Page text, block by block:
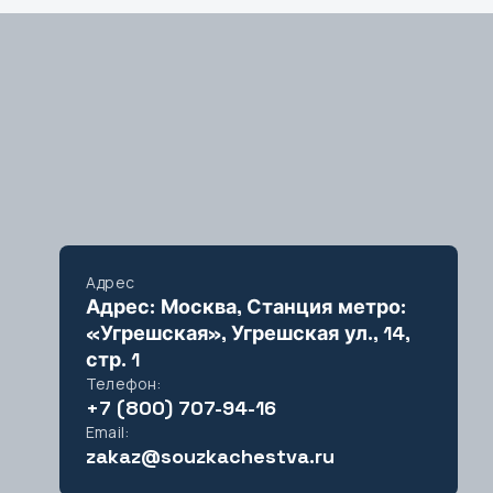
Адрес
Адрес: Москва, Станция метро:
«Угрешская», Угрешская ул., 14,
стр. 1
Телефон:
+7 (800) 707-94-16
Email:
zakaz@souzkachestva.ru